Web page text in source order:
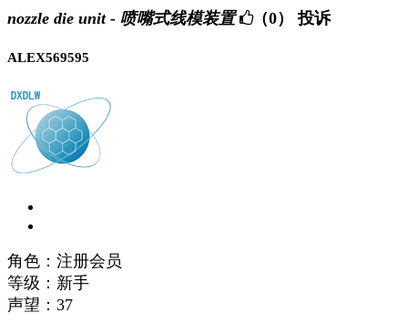
nozzle die unit - 喷嘴式线模装置 （0） 投诉
ALEX569595
角色：注册会员
等级：新手
声望： 37